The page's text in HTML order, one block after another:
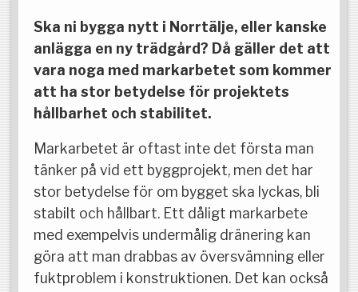
Ska ni bygga nytt i Norrtälje, eller kanske
anlägga en ny trädgård? Då gäller det att
vara noga med markarbetet som kommer
att ha stor betydelse för projektets
hållbarhet och stabilitet.
Markarbetet är oftast inte det första man
tänker på vid ett byggprojekt, men det har
stor betydelse för om bygget ska lyckas, bli
stabilt och hållbart. Ett dåligt markarbete
med exempelvis undermålig dränering kan
göra att man drabbas av översvämning eller
fuktproblem i konstruktionen. Det kan också